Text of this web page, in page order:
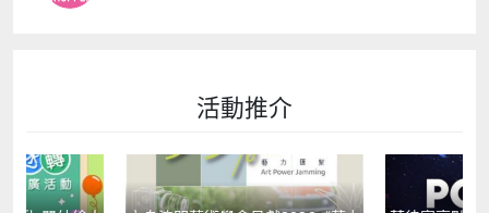
活動推介